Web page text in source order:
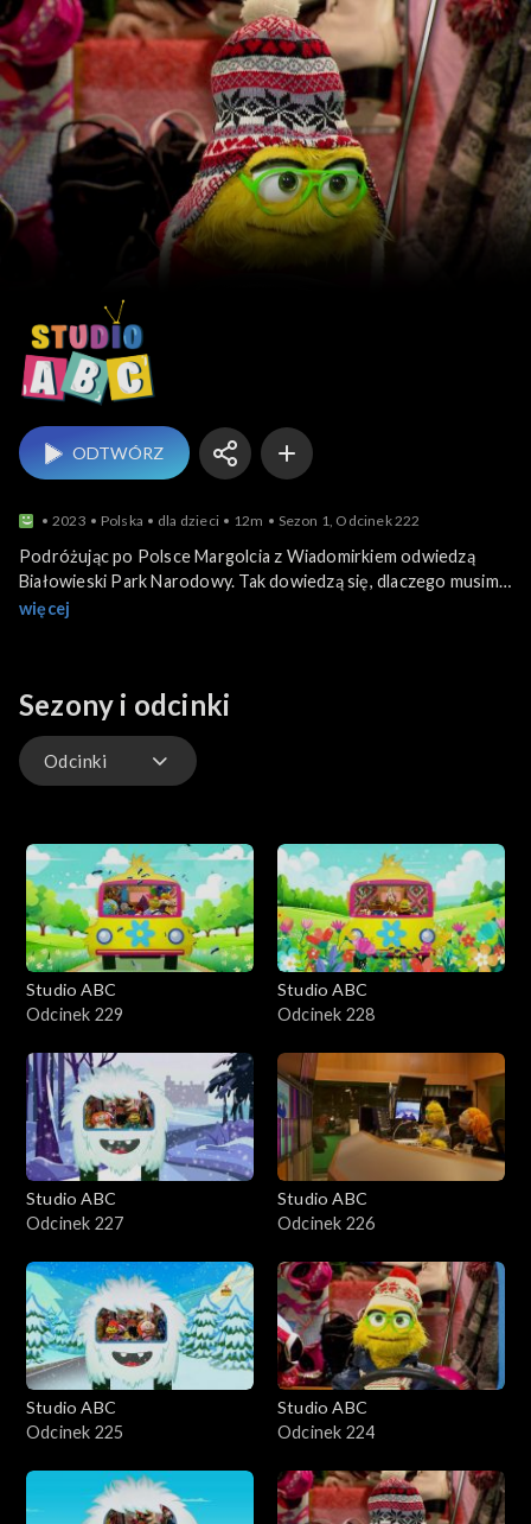
Studio ABC
ODTWÓRZ
2023 Polska dla dzieci 12m Sezon 1, Odcinek 222
Podróżując po Polsce Margolcia z Wiadomirkiem odwiedzą
Białowieski Park Narodowy. Tak dowiedzą się, dlaczego musimy
dbać o żubry i sprawdzimy czym jest uroczysko. Nie zabraknie
więcej
Sezony i odcinki
Odcinki
Studio ABC
Odcinek 229
Studio ABC
Odcinek 228
Studio ABC
Odcinek 227
Studio ABC
Odcinek 226
Studio ABC
Odcinek 225
Studio ABC
Odcinek 224